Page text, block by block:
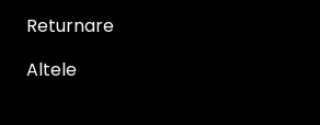
Returnare
Altele